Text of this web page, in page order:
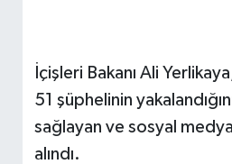
İçişleri Bakanı Ali
51 şüphelinin
sağlayan ve sosyal
alındı.